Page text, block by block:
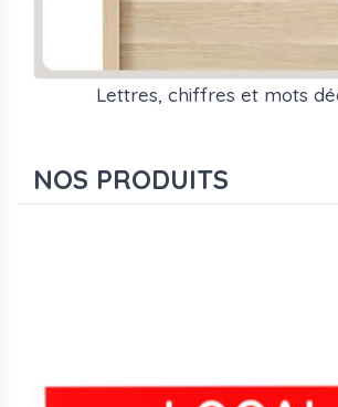
Lettres, chiffres et mots
NOS PRODUITS